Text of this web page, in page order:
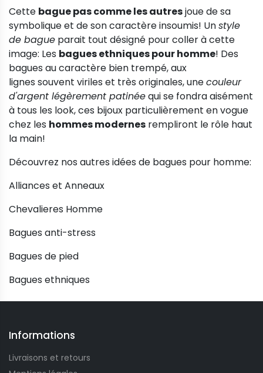
Cette bague pas comme les autresjoue de sa
symbolique et de son caractère insoumis! Unstyle
de bague parait tout désigné pour coller à cette
image: Les bagues ethniques pour homme! Des
bagues au caractère bien trempé, aux
lignes souvent viriles et très originales, unecouleur
d'argent légèrement patinéequi se fondra aisément
à tous les look, ces bijoux particulièrement en vogue
chez les hommes modernes rempliront le rôle haut
la main!
Découvrez nos autres idées de bagues pour homme:
Alliances et Anneaux
Chevalieres Homme
Bagues anti-stress
Bagues de pied
Bagues ethniques
Informations
Livraisons et retours